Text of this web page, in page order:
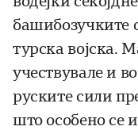
башибозучките
турска војска.
учествувале и
руските сили
што особено се